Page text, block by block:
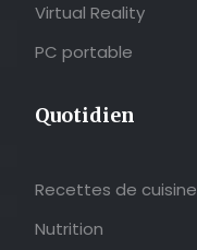
Virtual Reality
PC portable
Quotidien
Recettes de cuisine
Nutrition